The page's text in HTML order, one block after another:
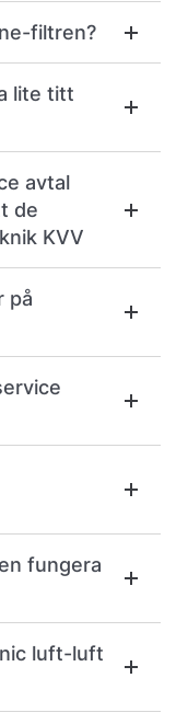
filtren?
lite titt
avtal
de
KVV
på
fungera
luft-luft